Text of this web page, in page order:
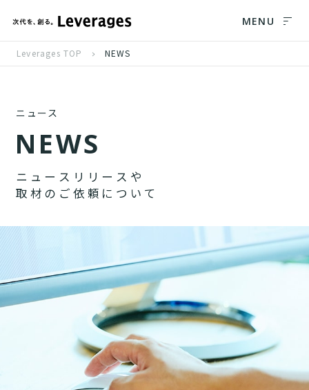
MENU
Leverages TOP NEWS
ニュース
NEWS
ニ ュ ー ス リ リ ー ス や
取 材 の ご 依 頼 に つ い て